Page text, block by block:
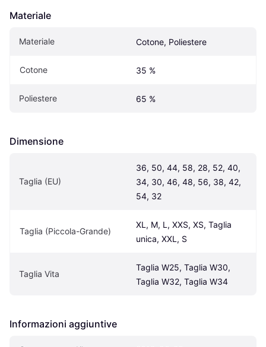
Materiale
Materiale Cotone, Poliestere
Cotone 35 %
Poliestere 65 %
Dimensione
Taglia (EU)
36, 50, 44, 58, 28, 52, 40,
34, 30, 46, 48, 56, 38, 42,
54, 32
Taglia (Piccola-Grande)
XL, M, L, XXS, XS, Taglia
unica, XXL, S
Taglia Vita
Taglia W25, Taglia W30,
Taglia W32, Taglia W34
Informazioni aggiuntive